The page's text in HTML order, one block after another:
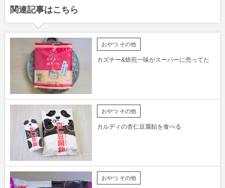
関連記事はこちら
おやつ その他
カズチー&焙煎一味がスーパーに売ってた
おやつ その他
カルディの杏仁豆腐飴を食べる
おやつ その他